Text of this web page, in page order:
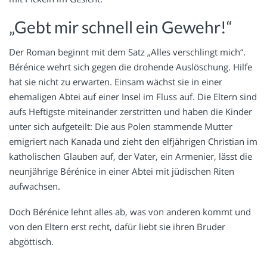
„Gebt mir schnell ein Gewehr!“
Der Roman beginnt mit dem Satz „Alles verschlingt mich“.
Bérénice wehrt sich gegen die drohende Auslöschung. Hilfe
hat sie nicht zu erwarten. Einsam wächst sie in einer
ehemaligen Abtei auf einer Insel im Fluss auf. Die Eltern sind
aufs Heftigste miteinander zerstritten und haben die Kinder
unter sich aufgeteilt: Die aus Polen stammende Mutter
emigriert nach Kanada und zieht den elfjährigen Christian im
katholischen Glauben auf, der Vater, ein Armenier, lässt die
neunjährige Bérénice in einer Abtei mit jüdischen Riten
aufwachsen.
Doch Bérénice lehnt alles ab, was von anderen kommt und
von den Eltern erst recht, dafür liebt sie ihren Bruder
abgöttisch.